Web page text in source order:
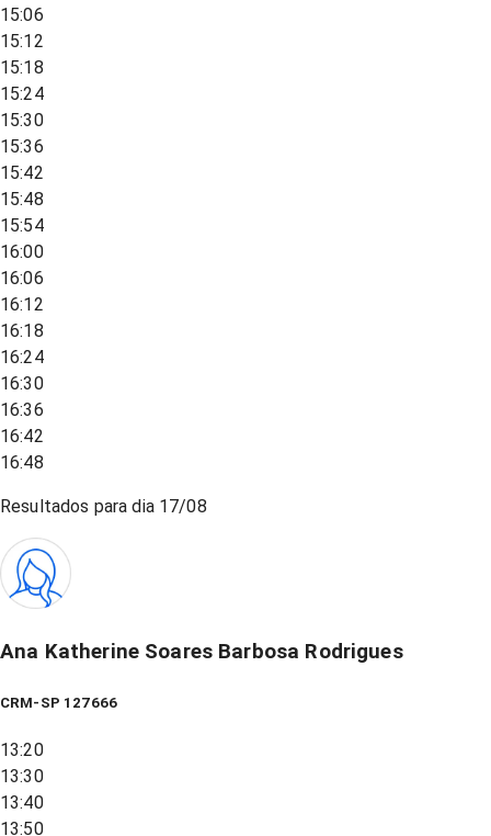
15:06
15:12
15:18
15:24
15:30
15:36
15:42
15:48
15:54
16:00
16:06
16:12
16:18
16:24
16:30
16:36
16:42
16:48
Resultados para dia 17/08
Ana Katherine Soares Barbosa Rodrigues
CRM-SP 127666
13:20
13:30
13:40
13:50